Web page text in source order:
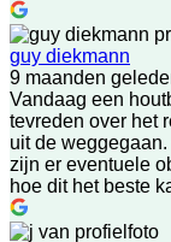
guy diekmann
9 maanden
Vandaag een
tevreden over het
uit de
zijn er eventuele
hoe dit het beste